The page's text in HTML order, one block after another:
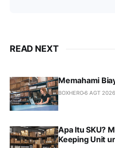
READ NEXT
Memahami
BOXHERO6 AGT 2026
Apa Itu SKU?
Keeping Unit